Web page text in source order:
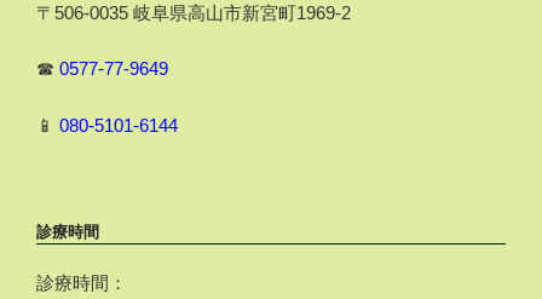
〒506-0035 岐阜県高山市新宮町1969-2
☎ 0577-77-9649
📱 080-5101-6144
診療時間
診療時間：